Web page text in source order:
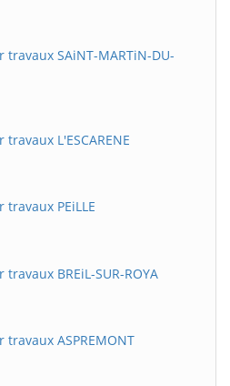
SAiNT-MARTiN-DU-
L'ESCARENE
PEiLLE
BREiL-SUR-ROYA
ASPREMONT